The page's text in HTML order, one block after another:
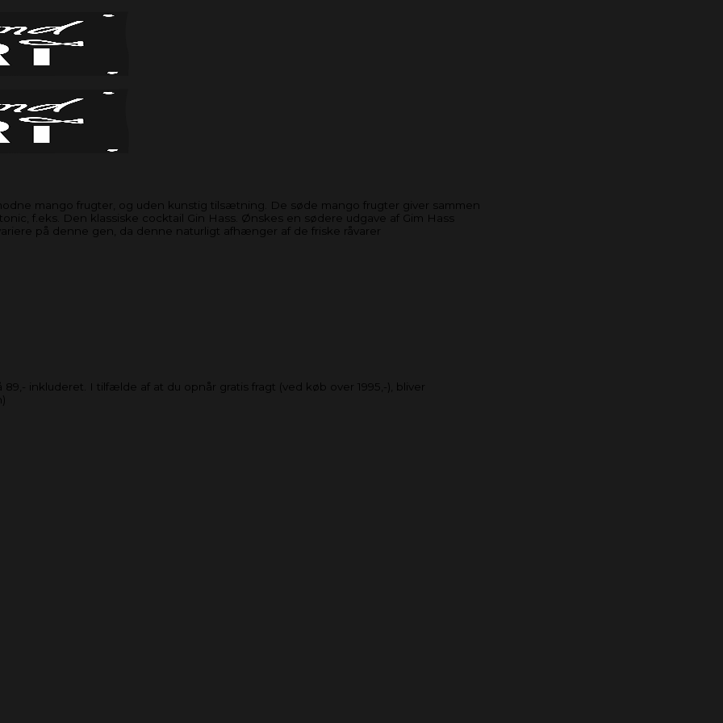
inkluderet. I tilfælde af at du opnår gratis fragt (ved køb over 1995,-), bliver
mango frugter, og uden kunstig tilsætning. De søde mango frugter giver sammen
f.eks. Den klassiske cocktail Gin Hass. Ønskes en sødere udgave af Gim Hass
på denne gen, da denne naturligt afhænger af de friske råvarer